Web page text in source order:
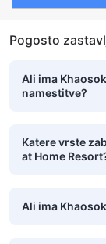
Pogosto
Ali ima
namestitve?
Katere vrste
at Home
Ali ima